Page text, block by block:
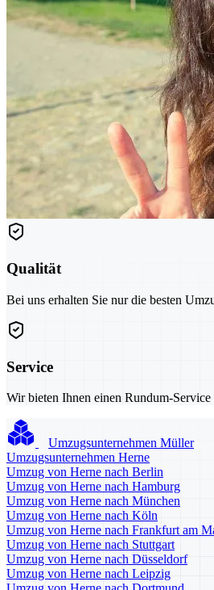
Qualität
Bei uns erhalten Sie nur die besten
Service
Wir bieten Ihnen einen Rundum-
Umzugsunternehmen Müller
Umzugsunternehmen Herne
Umzug von Herne nach Berlin
Umzug von Herne nach Hamburg
Umzug von Herne nach München
Umzug von Herne nach Köln
Umzug von Herne nach Frankfurt am
Umzug von Herne nach Stuttgart
Umzug von Herne nach Düsseldorf
Umzug von Herne nach Leipzig